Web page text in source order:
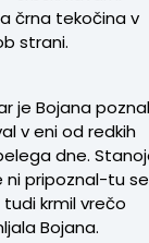
črna tekočina v
strani.
je Bojana
v eni od redkih
dne.
ni pripoznal-tu
krmil vrečo
Bojana.